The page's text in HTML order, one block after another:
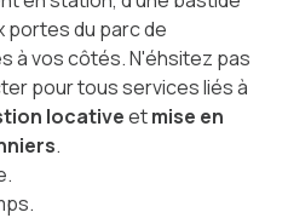
portes du parc de
à vos côtés. N'éhsitez pas
pour tous services liés à
locativeetmise en
.